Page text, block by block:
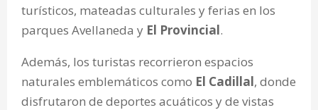
turísticos, mateadas culturales y ferias en los
parques Avellaneda y El Provincial.
Además, los turistas recorrieron espacios
naturales emblemáticos como El Cadillal, donde
disfrutaron de deportes acuáticos y de vistas